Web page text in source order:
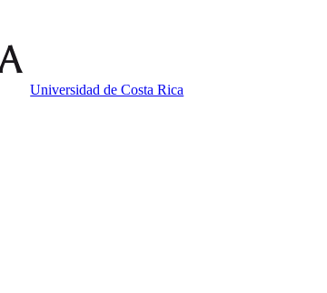
Universidad de Costa Rica